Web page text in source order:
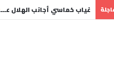
غياب خماسي أجانب الهلال عـــ